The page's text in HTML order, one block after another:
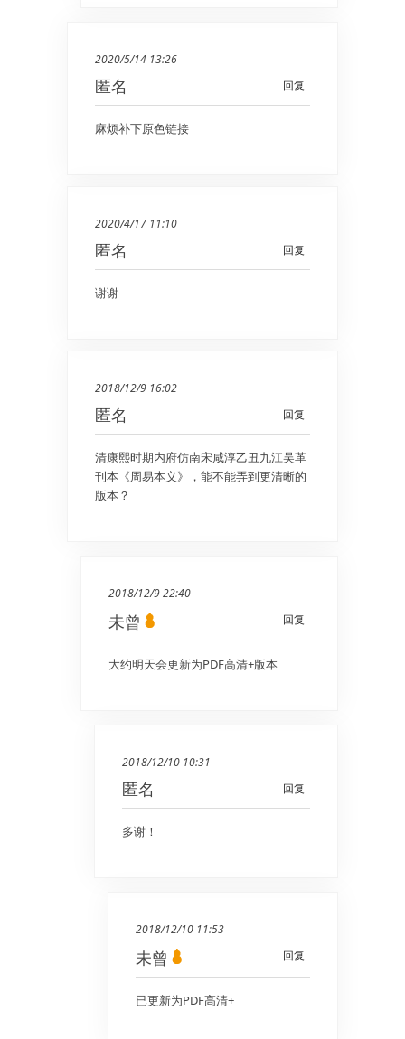
2020/5/14 13:26
回复
匿名
麻烦补下原色链接
2020/4/17 11:10
回复
匿名
谢谢
2018/12/9 16:02
回复
匿名
清康熙时期内府仿南宋咸淳乙丑九江吴革
刊本《周易本义》，能不能弄到更清晰的
版本？
2018/12/9 22:40
回复
未曾
大约明天会更新为PDF高清+版本
2018/12/10 10:31
回复
匿名
多谢！
2018/12/10 11:53
回复
未曾
已更新为PDF高清+